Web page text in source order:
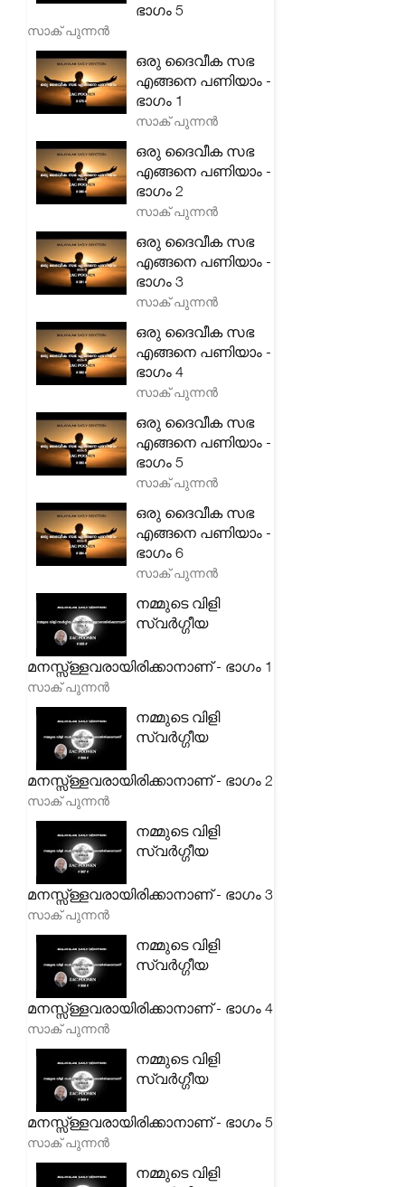
ഭാഗം 5
സാക് പുന്നൻ
ഒരു ദൈവീക സഭ
എങ്ങനെ പണിയാം -
ഭാഗം 1
സാക് പുന്നൻ
ഒരു ദൈവീക സഭ
എങ്ങനെ പണിയാം -
ഭാഗം 2
സാക് പുന്നൻ
ഒരു ദൈവീക സഭ
എങ്ങനെ പണിയാം -
ഭാഗം 3
സാക് പുന്നൻ
ഒരു ദൈവീക സഭ
എങ്ങനെ പണിയാം -
ഭാഗം 4
സാക് പുന്നൻ
ഒരു ദൈവീക സഭ
എങ്ങനെ പണിയാം -
ഭാഗം 5
സാക് പുന്നൻ
ഒരു ദൈവീക സഭ
എങ്ങനെ പണിയാം -
ഭാഗം 6
സാക് പുന്നൻ
നമ്മുടെ വിളി
സ്വർഗ്ഗീയ
മനസ്സ്ള്ളവരായിരിക്കാനാണ് - ഭാഗം 1
സാക് പുന്നൻ
നമ്മുടെ വിളി
സ്വർഗ്ഗീയ
മനസ്സ്ള്ളവരായിരിക്കാനാണ് - ഭാഗം 2
സാക് പുന്നൻ
നമ്മുടെ വിളി
സ്വർഗ്ഗീയ
മനസ്സ്ള്ളവരായിരിക്കാനാണ് - ഭാഗം 3
സാക് പുന്നൻ
നമ്മുടെ വിളി
സ്വർഗ്ഗീയ
മനസ്സ്ള്ളവരായിരിക്കാനാണ് - ഭാഗം 4
സാക് പുന്നൻ
നമ്മുടെ വിളി
സ്വർഗ്ഗീയ
മനസ്സ്ള്ളവരായിരിക്കാനാണ് - ഭാഗം 5
സാക് പുന്നൻ
നമ്മുടെ വിളി